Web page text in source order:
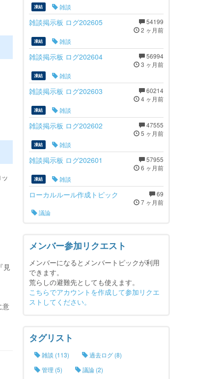
見
意
凍結
雑談
54199
2 ヶ月前
雑談掲示板 ログ202605
凍結
雑談
56994
3 ヶ月前
雑談掲示板 ログ202604
凍結
雑談
60214
4 ヶ月前
雑談掲示板 ログ202603
凍結
雑談
47555
5 ヶ月前
雑談掲示板 ログ202602
凍結
雑談
57955
6 ヶ月前
雑談掲示板 ログ202601
凍結
雑談
69
7 ヶ月前
ローカルルール作成トピック
議論
メンバー参加リクエスト
メンバーになるとメンバートピックが利用
できます。
荒らしの避難先としても使えます。
こちらでアカウントを作成して参加リクエ
ストしてください。
タグリスト
雑談 (113)
過去ログ (8)
管理 (5)
議論 (2)